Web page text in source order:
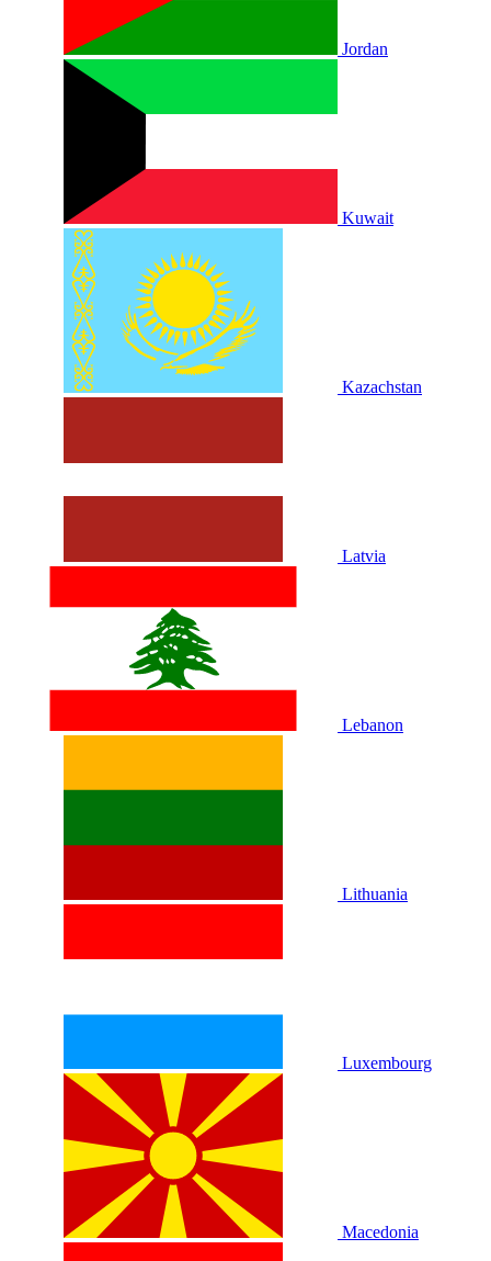
Jordan
Kuwait
Kazachstan
Latvia
Lebanon
Lithuania
Luxembourg
Macedonia